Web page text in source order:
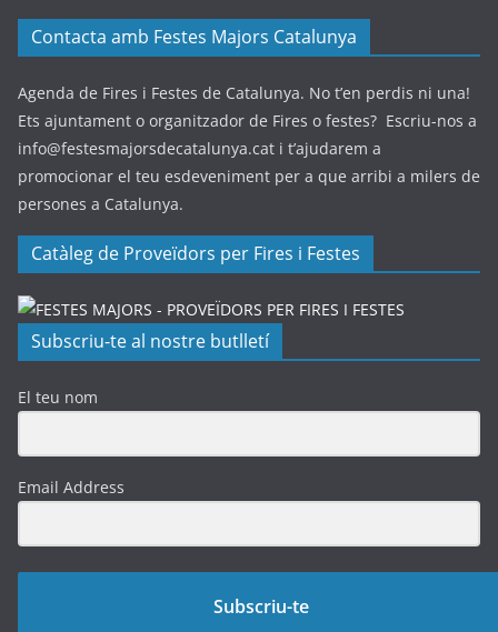
Contacta amb Festes Majors Catalunya
Agenda de Fires i Festes de Catalunya. No t’en perdis ni una!
Ets ajuntament o organitzador de Fires o festes? Escriu-nos a
info@festesmajorsdecatalunya.cat i t’ajudarem a
promocionar el teu esdeveniment per a que arribi a milers de
persones a Catalunya.
Catàleg de Proveïdors per Fires i Festes
Subscriu-te al nostre butlletí
El teu nom
Email Address
Subscriu-te